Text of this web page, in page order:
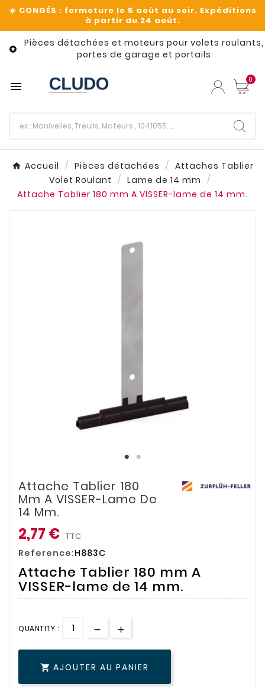

Pièces détachées et moteurs pour volets roulants,
portes de garage et portails
 0
Accueil Pièces détachées
Attaches Tablier
Volet Roulant
Lame de 14 mm
Attache Tablier 180 mm A VISSER-lame de 14 mm.
Attache Tablier 180
Mm A VISSER-Lame De
14 Mm.
2,77 € TTC
Reference:H883C
Attache Tablier 180 mm A
VISSER-lame de 14 mm.
QUANTITY :
 AJOUTER AU PANIER